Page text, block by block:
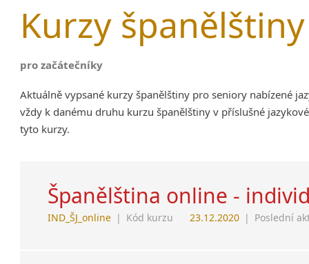
Kurzy
pro začátečníky
Aktuálně vypsané kurzy španělštiny pro seniory nabízené
vždy k danému druhu kurzu španělštiny v příslušné
tyto kurzy.
Španělština online -
IND_ŠJ_online | Kód kurzu 23.12.2020 | Poslední